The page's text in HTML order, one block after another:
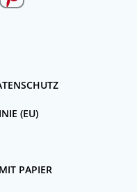
(EU)
PAPIER